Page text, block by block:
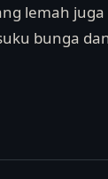
lemah
bunga